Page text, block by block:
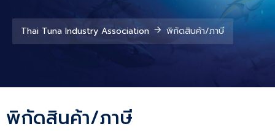
Thai Tuna Industry Association พิกัดสินค้า/ภาษี
พิกัดสินค้า/ภาษี